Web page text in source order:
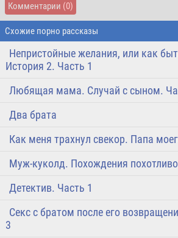
Комментарии (0)
Схожие порно рассказы
Непристойные желания, или как
История 2. Часть 1
Любящая мама. Случай с сыном.
Два брата
Как меня трахнул свекор. Папа
Муж-куколд. Похождения
Детектив. Часть 1
Секс с братом после его
3